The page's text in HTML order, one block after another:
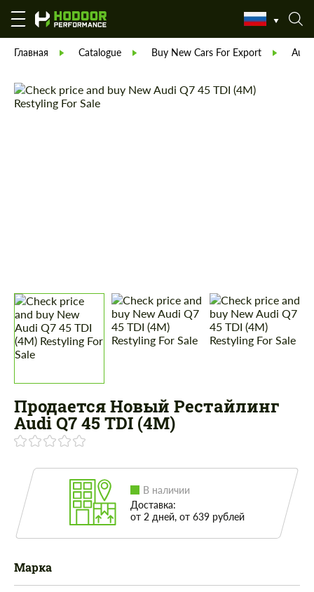
Главная Catalogue Buy New Cars For Export Audi
Продается Новый Рестайлинг
Audi Q7 45 TDI (4M)
В наличии
Доставка:
от 2 дней, от 639 рублей
Марка